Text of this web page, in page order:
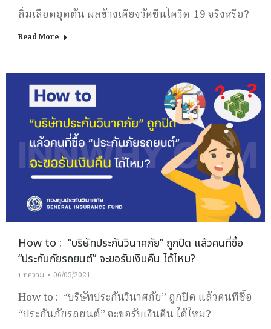
ลิ่มเลือดอุดตัน ผลข้างเคียงวัคซีนโควิด-19 จริงหรือ?
Read More
How to : “บริษัทประกันวินาศภัย” ถูกปิด แล้วคนที่ซื้อ
“ประกันภัยรถยนต์” จะขอรับเงินคืน ได้ไหม?
บทความ 06/05/2021
How to : “บริษัทประกันวินาศภัย” ถูกปิด แล้วคนที่ซื้อ
“ประกันภัยรถยนต์” จะขอรับเงินคืน ได้ไหม?